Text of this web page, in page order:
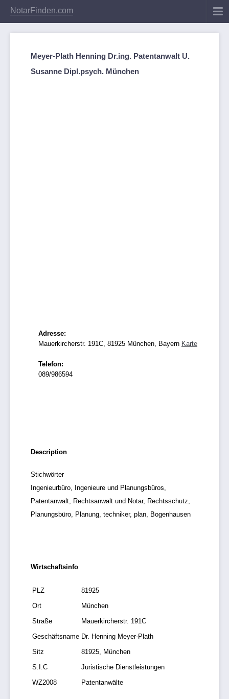
NotarFinden.com
Meyer-Plath Henning Dr.ing. Patentanwalt U.
Susanne Dipl.psych. München
Adresse:
Mauerkircherstr. 191C, 81925 München, Bayern Karte
Telefon:
089/986594
Description
Stichwörter
Ingenieurbüro, Ingenieure und Planungsbüros,
Patentanwalt, Rechtsanwalt und Notar, Rechtsschutz,
Planungsbüro, Planung, techniker, plan, Bogenhausen
Wirtschaftsinfo
PLZ
81925
Ort
München
Straße
Mauerkircherstr. 191C
Geschäftsname Dr. Henning Meyer-Plath
Sitz
81925, München
S.I.C
Juristische Dienstleistungen
WZ2008
Patentanwälte